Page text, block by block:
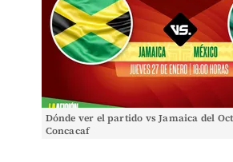
Dónde ver el partido vs Jamaica del
Concacaf